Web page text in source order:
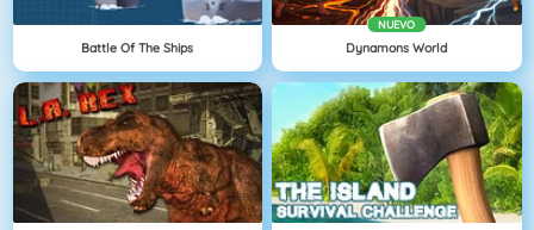
Battle Of The Ships
NUEVO
Dynamons World